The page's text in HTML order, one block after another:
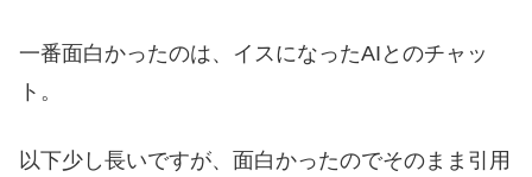
一番面白かったのは、イスになったAIとのチャッ
ト。
以下少し長いですが、面白かったのでそのまま引用